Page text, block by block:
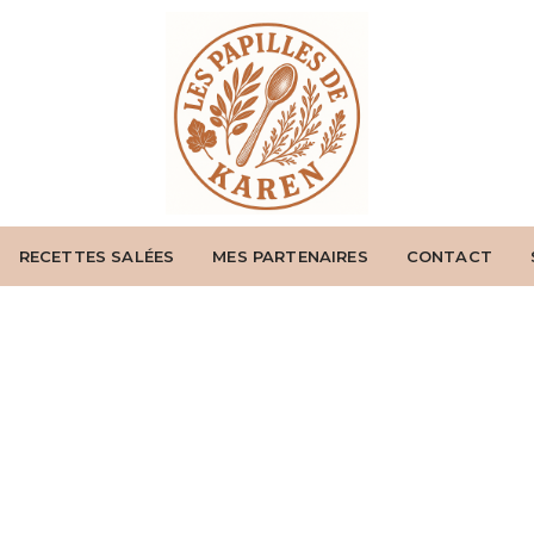
RECETTES SALÉES MES PARTENAIRES CONTACT